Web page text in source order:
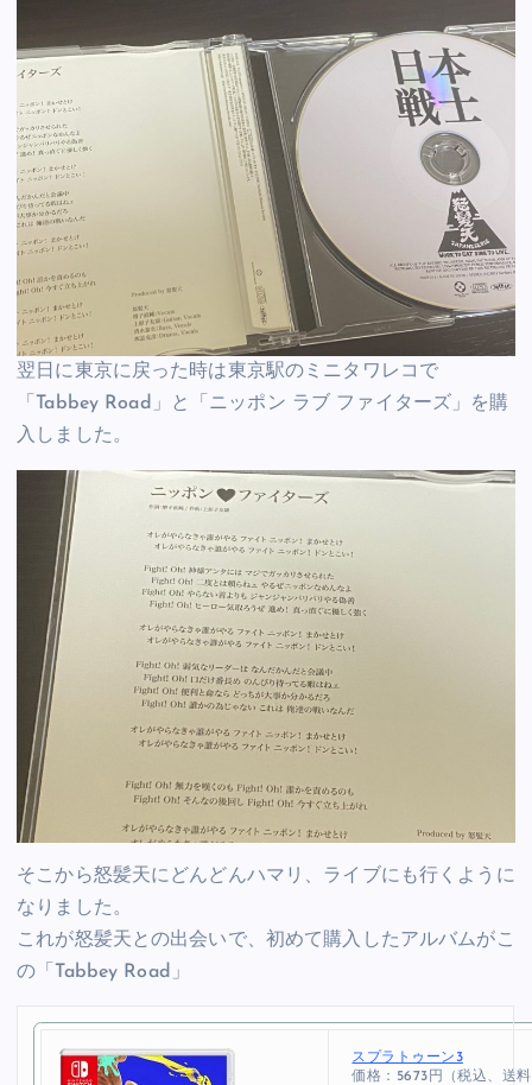
翌日に東京に戻った時は東京駅のミニタワレコで
「Tabbey Road」と「ニッポン ラブ ファイターズ」を購
入しました。
そこから怒髪天にどんどんハマリ、ライブにも行くように
なりました。
これが怒髪天との出会いで、初めて購入したアルバムがこ
の「Tabbey Road」
スプラトゥーン3
価格：5673円（税込、送